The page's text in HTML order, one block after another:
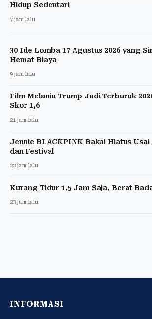
Hidup Sedentari
7 jam lalu
30 Ide Lomba 17 Agustus 2026 yang
Hemat Biaya
9 jam lalu
Film Melania Trump Jadi Terburuk
Skor 1,6
21 jam lalu
Jennie BLACKPINK Bakal Hiatus Usai
dan Festival
22 jam lalu
Kurang Tidur 1,5 Jam Saja, Berat
23 jam lalu
INFORMASI